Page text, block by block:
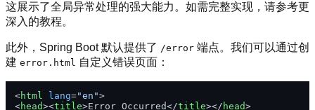
这展示了全局异常处理的强大能力。如需完整实现，请参考更
深入的教程。
此外，Spring Boot 默认提供了 /error 端点。我们可以通过创
建 error.html 自定义错误页面：
<html lang="en">
<head><title>Error Occurred</title></ head>